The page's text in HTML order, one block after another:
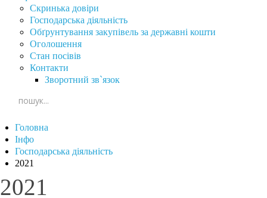
Скринька довіри
Господарська діяльність
Обґрунтування закупівель за державні кошти
Оголошення
Стан посівів
Контакти
Зворотний зв`язок
Головна
Інфо
Господарська діяльність
2021
2021